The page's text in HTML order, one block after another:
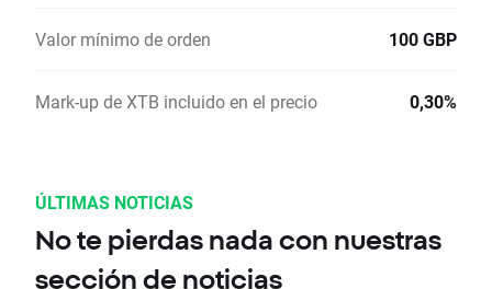
Valor mínimo de orden 100 GBP
Mark-up de XTB incluido en el precio 0,30%
ÚLTIMAS NOTICIAS
No te pierdas nada con nuestras
sección de noticias